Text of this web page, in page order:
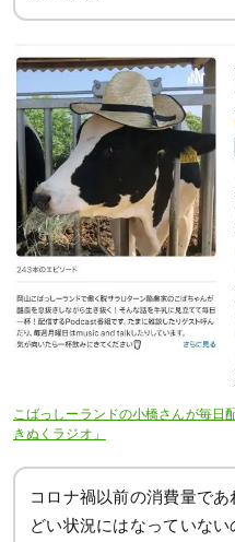
こばっしーランドの小橋さんが毎日
きぬくラジオ」
コロナ禍以前の消費量で
どい状況にはなっていな